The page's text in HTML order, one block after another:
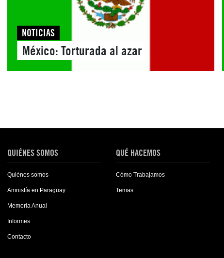
NOTICIAS
México: Torturada al azar
QUIÉNES SOMOS
Quiénes somos
Amnistía en Paraguay
Memoria Anual
Informes
Contacto
QUÉ HACEMOS
Cómo Trabajamos
Temas